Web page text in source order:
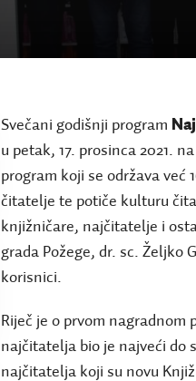
Svečani godišnji program
u petak, 17. prosinca 2021.
program koji se održava već
čitatelje te potiče kulturu
knjižničare, najčitatelje i
grada Požege, dr. sc. Željko
korisnici.
Riječ je o prvom nagradnom
najčitatelja bio je najveći do
najčitatelja koji su novu